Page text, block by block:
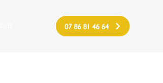
07 86 81 46 64